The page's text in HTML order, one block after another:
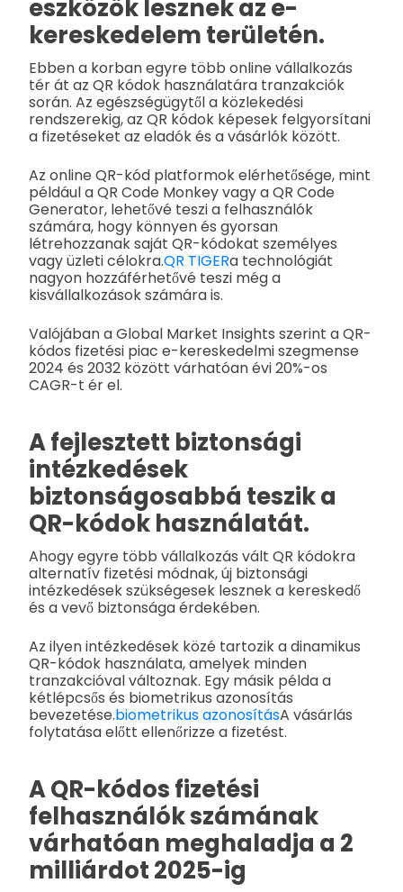
eszközök lesznek az e-
kereskedelem területén.
Ebben a korban egyre több online vállalkozás
tér át az QR kódok használatára tranzakciók
során. Az egészségügytől a közlekedési
rendszerekig, az QR kódok képesek felgyorsítani
a fizetéseket az eladók és a vásárlók között.
Az online QR-kód platformok elérhetősége, mint
például a QR Code Monkey vagy a QR Code
Generator, lehetővé teszi a felhasználók
számára, hogy könnyen és gyorsan
létrehozzanak saját QR-kódokat személyes
vagy üzleti célokra.QR TIGERa technológiát
nagyon hozzáférhetővé teszi még a
kisvállalkozások számára is.
Valójában a Global Market Insights szerint a QR-
kódos fizetési piac e-kereskedelmi szegmense
2024 és 2032 között várhatóan évi 20%-os
CAGR-t ér el.
A fejlesztett biztonsági
intézkedések
biztonságosabbá teszik a
QR-kódok használatát.
Ahogy egyre több vállalkozás vált QR kódokra
alternatív fizetési módnak, új biztonsági
intézkedések szükségesek lesznek a kereskedő
és a vevő biztonsága érdekében.
Az ilyen intézkedések közé tartozik a dinamikus
QR-kódok használata, amelyek minden
tranzakcióval változnak. Egy másik példa a
kétlépcsős és biometrikus azonosítás
bevezetése.biometrikus azonosításA vásárlás
folytatása előtt ellenőrizze a fizetést.
A QR-kódos fizetési
felhasználók számának
várhatóan meghaladja a 2
milliárdot 2025-ig